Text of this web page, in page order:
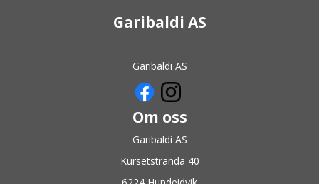
Garibaldi AS
Garibaldi AS
Om oss
Garibaldi AS
Kursetstranda 40